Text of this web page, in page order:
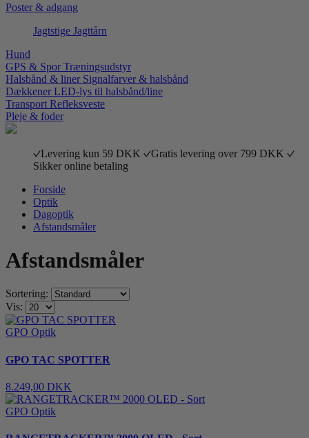
Poster & adgang
Jagtstige Jagttårn
Hund
GPS & Spor Træningsudstyr
Halsbånd & liner Signalfarver & halsbånd
Dækkener LED-lys til halsbånd/line
Transport Refleksveste
Pleje & foder
Levering kun 59 DKK
Gratis levering over 799 DKK
Sikker online betaling
Forside
Optik
Dagoptik
Afstandsmåler
Afstandsmåler
Sortering:
Vis:
GPO Optik
GPO TAC SPOTTER
8.249,00 DKK
GPO Optik